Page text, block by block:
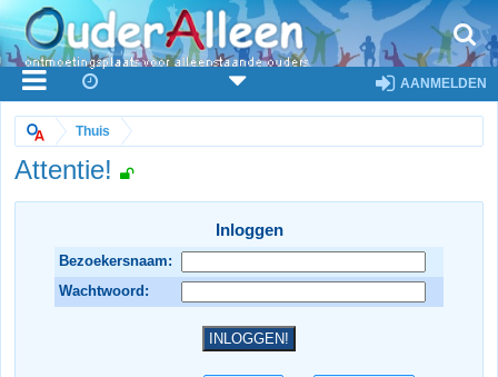
AANMELDEN
Thuis
Attentie!
Inloggen
Bezoekersnaam:
Wachtwoord: